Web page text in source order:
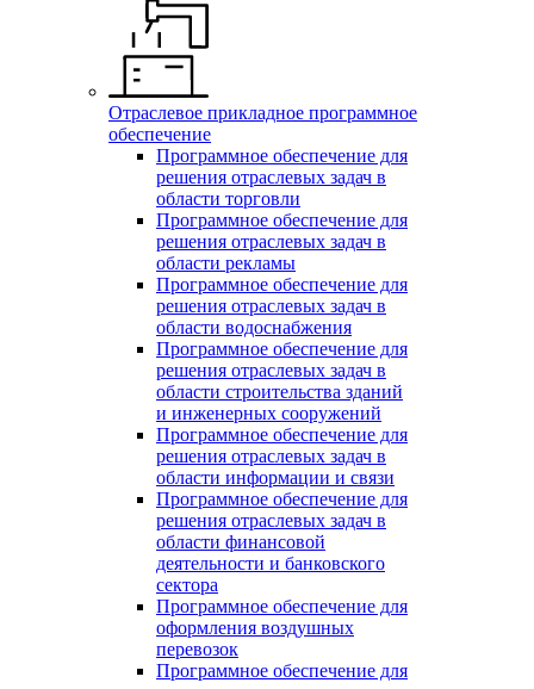
Отраслевое прикладное программное
обеспечение
Программное обеспечение для
решения отраслевых задач в
области торговли
Программное обеспечение для
решения отраслевых задач в
области рекламы
Программное обеспечение для
решения отраслевых задач в
области водоснабжения
Программное обеспечение для
решения отраслевых задач в
области строительства зданий
и инженерных сооружений
Программное обеспечение для
решения отраслевых задач в
области информации и связи
Программное обеспечение для
решения отраслевых задач в
области финансовой
деятельности и банковского
сектора
Программное обеспечение для
оформления воздушных
перевозок
Программное обеспечение для